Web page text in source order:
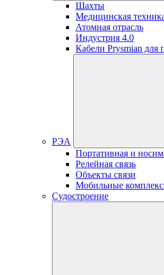
Шахты
Медицинская
Атомная отрасль
Индустрия 4.0
Кабели Prysmian для
РЭА
Портативная и
Релейная связь
Объекты связи
Мобильные
Судостроение